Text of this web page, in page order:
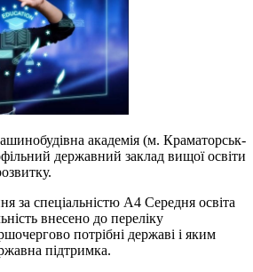
академія (м. Краматорськ-
державний заклад вищої освіти
за спеціальністю А4 Середня освіта
внесено до переліку
потрібні державі і яким
підтримка.